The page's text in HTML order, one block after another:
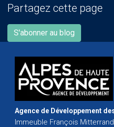
Partagez cette page
S'abonner au blog
Agence de Développement
Immeuble François Mitterrand